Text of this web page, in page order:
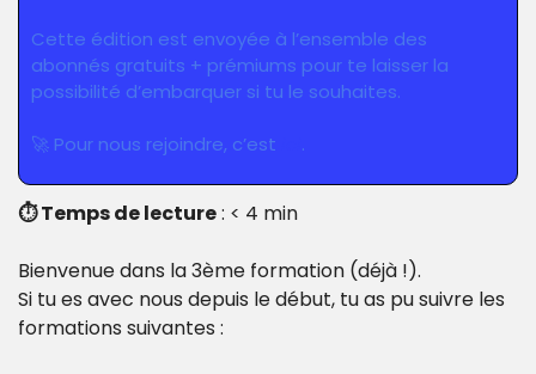
Cette édition est envoyée à l’ensemble des
abonnés gratuits + prémiums pour te laisser la
possibilité d’embarquer si tu le souhaites.
🚀 Pour nous rejoindre, c’est .
⏱ Temps de lecture : < 4 min
Bienvenue dans la 3ème formation (déjà !).
Si tu es avec nous depuis le début, tu as pu suivre les
formations suivantes :